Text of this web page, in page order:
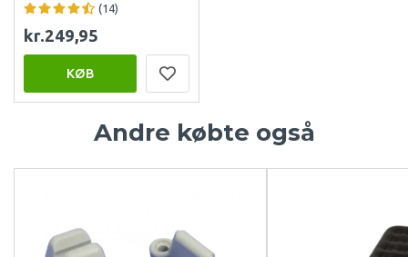
(14)
kr.249,95
KØB
Andre købte også